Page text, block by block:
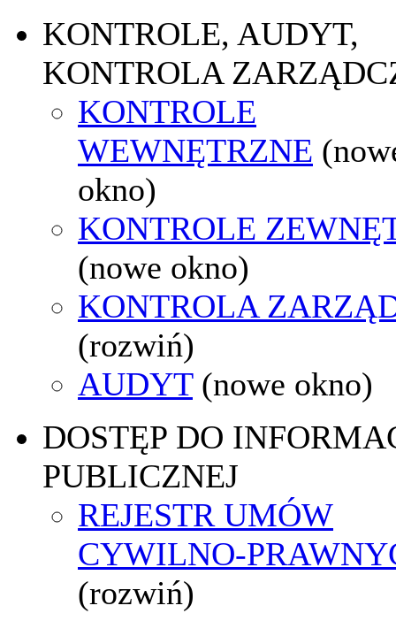
KONTROLE, AUDYT,
KONTROLA
KONTROLE
WEWNĘTRZNE
okno)
KONTROLE
(nowe okno)
KONTROLA
(rozwiń)
AUDYT (nowe okno)
DOSTĘP DO
PUBLICZNEJ
REJESTR UMÓW
CYWILNO-
(rozwiń)